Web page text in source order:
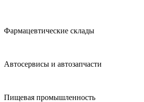
Фармацевтические склады
Автосервисы и автозапчасти
Пищевая промышленность